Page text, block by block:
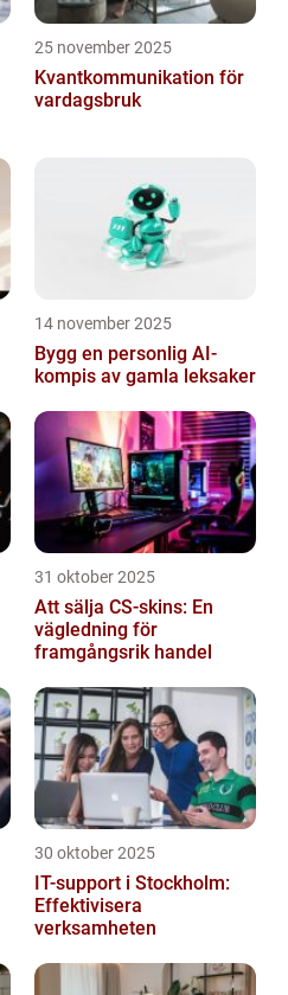
25 november 2025
Kvantkommunikation för
vardagsbruk
14 november 2025
Bygg en personlig AI-
kompis av gamla leksaker
31 oktober 2025
Att sälja CS-skins: En
vägledning för
framgångsrik handel
30 oktober 2025
IT-support i Stockholm:
Effektivisera
verksamheten